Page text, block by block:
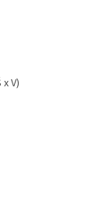
V)